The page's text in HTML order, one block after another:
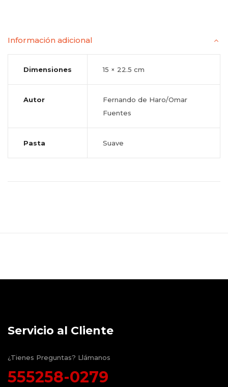
Información adicional
Dimensiones 15 × 22.5 cm
Autor
Fernando de Haro/Omar
Fuentes
Pasta Suave
Servicio al Cliente
¿Tienes Preguntas? Llámanos
555258-0279